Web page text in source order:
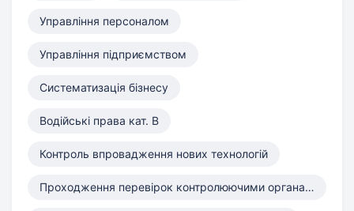
Управління персоналом
Управління підприємством
Систематизація бізнесу
Водійські права кат. B
Контроль впровадження нових технологій
Проходження перевірок контролюючими органами